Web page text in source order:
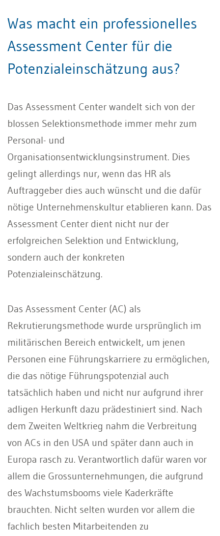
Was macht ein professionelles
Assessment Center für die
Potenzialeinschätzung aus?
Das Assessment Center wandelt sich von der
blossen Selektionsmethode immer mehr zum
Personal- und
Organisationsentwicklungsinstrument. Dies
gelingt allerdings nur, wenn das HR als
Auftraggeber dies auch wünscht und die dafür
nötige Unternehmenskultur etablieren kann. Das
Assessment Center dient nicht nur der
erfolgreichen Selektion und Entwicklung,
sondern auch der konkreten
Potenzialeinschätzung.
Das Assessment Center (AC) als
Rekrutierungsmethode wurde ursprünglich im
militärischen Bereich entwickelt, um jenen
Personen eine Führungskarriere zu ermöglichen,
die das nötige Führungspotenzial auch
tatsächlich haben und nicht nur aufgrund ihrer
adligen Herkunft dazu prädestiniert sind. Nach
dem Zweiten Weltkrieg nahm die Verbreitung
von ACs in den USA und später dann auch in
Europa rasch zu. Verantwortlich dafür waren vor
allem die Grossunternehmungen, die aufgrund
des Wachstumsbooms viele Kaderkräfte
brauchten. Nicht selten wurden vor allem die
fachlich besten Mitarbeitenden zu